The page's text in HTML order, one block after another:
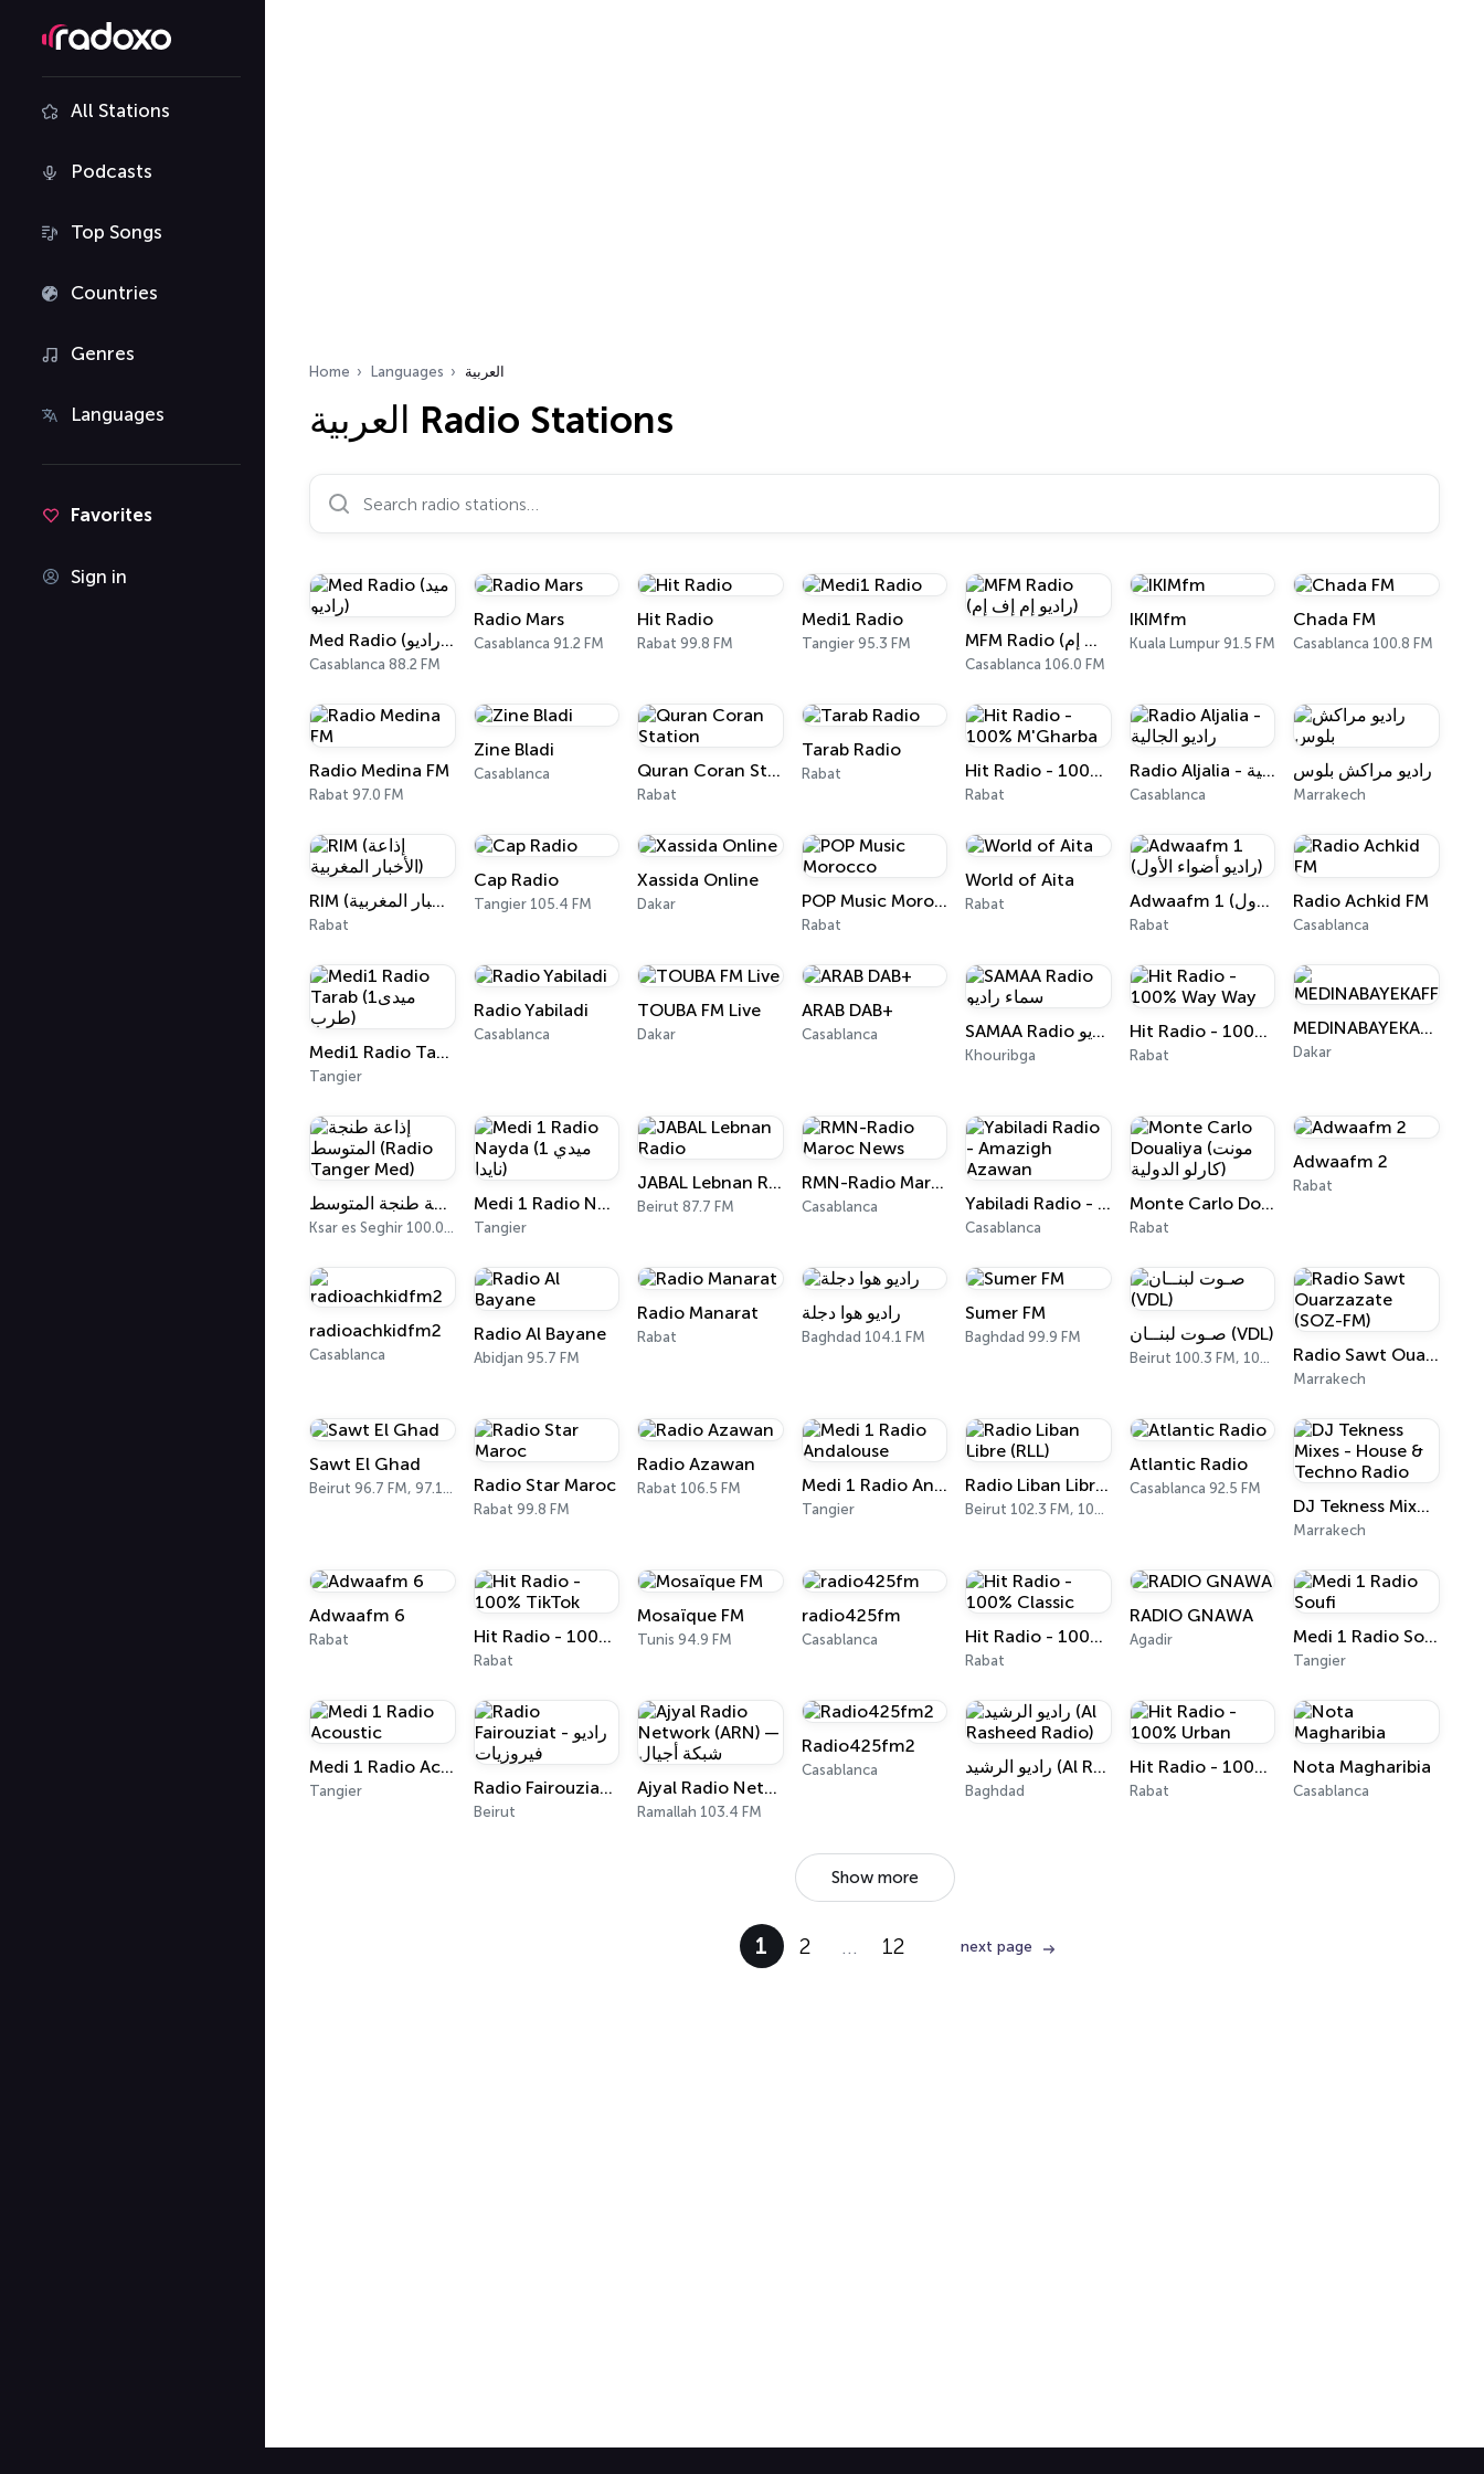
All Stations
Podcasts
Top Songs
Countries
Genres
Languages
Favorites
Sign in
Home Languages العربية
العربية Radio Stations
Search radio stations…
Med Radio (ميد راديو)
Casablanca 88.2 FM
Radio Mars
Casablanca 91.2 FM
Hit Radio
Rabat 99.8 FM
Medi1 Radio
Tangier 95.3 FM MFM Radio (راديو إم إف إم)
Casablanca 106.0 FM
IKIMfm
Kuala Lumpur 91.5 FM
Chada FM
Casablanca 100.8 FM
Radio Medina FM
Rabat 97.0 FM
Zine Bladi
Casablanca Quran Coran Station
Rabat
Tarab Radio
Rabat Hit Radio - 100% M'Gharba
Rabat
Radio Aljalia - راديو الجالية
Casablanca
راديو مراكش بلوس
Marrakech
RIM (إذاعة الأخبار المغربية)
Rabat
Cap Radio
Tangier 105.4 FM
Xassida Online
Dakar POP Music Morocco
Rabat
World of Aita
Rabat Adwaafm 1 (راديو أضواء الأول)
Rabat
Radio Achkid FM
Casablanca
Medi1 Radio Tarab (ميدى1 طرب)
Tangier
Radio Yabiladi
Casablanca
TOUBA FM Live
Dakar
ARAB DAB+
Casablanca SAMAA Radio سماء راديو
Khouribga
Hit Radio - 100% Way Way
Rabat
MEDINABAYEKAFFRINE
Dakar
إذاعة طنجة المتوسط (Radio Tanger Med)
Ksar es Seghir 100.0 FM
Medi 1 Radio Nayda (ميدي 1 نايدا)
Tangier
JABAL Lebnan Radio
Beirut 87.7 FM
RMN-Radio Maroc News
Casablanca Yabiladi Radio - Amazigh Azawan
Casablanca
Monte Carlo Doualiya (مونت كارلو الدولية)
Rabat
Adwaafm 2
Rabat
radioachkidfm2
Casablanca
Radio Al Bayane
Abidjan 95.7 FM
Radio Manarat
Rabat
راديو هوا دجلة
Baghdad 104.1 FM
Sumer FM
Baghdad 99.9 FM صـوت لبنــان (VDL)
Beirut 100.3 FM, 100.5 FM Radio Sawt Ouarzazate (SOZ-FM)
Marrakech
Sawt El Ghad
Beirut 96.7 FM, 97.1 FM Radio Star Maroc
Rabat 99.8 FM
Radio Azawan
Rabat 106.5 FM Medi 1 Radio Andalouse
Tangier
Radio Liban Libre (RLL)
Beirut 102.3 FM, 102.5 FM, 102.7 FM
Atlantic Radio
Casablanca 92.5 FM
DJ Tekness Mixes - House & Techno Radio
Marrakech
Adwaafm 6
Rabat Hit Radio - 100% TikTok
Rabat
Mosaïque FM
Tunis 94.9 FM
radio425fm
Casablanca Hit Radio - 100% Classic
Rabat
RADIO GNAWA
Agadir Medi 1 Radio Soufi
Tangier
Medi 1 Radio Acoustic
Tangier Radio Fairouziat - راديو فيروزيات
Beirut
Ajyal Radio Network (ARN) — شبكة أجيال
Ramallah 103.4 FM
Radio425fm2
Casablanca راديو الرشيد (Al Rasheed Radio)
Baghdad
Hit Radio - 100% Urban
Rabat
Nota Magharibia
Casablanca
Show more
1 2 … 12 next page